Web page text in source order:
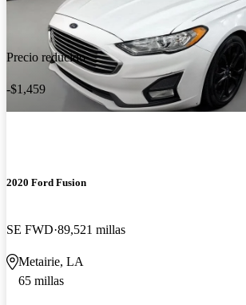
Precio reducido
-$1,459
2020 Ford Fusion
SE FWD 89,521 millas
Metairie, LA
65 millas